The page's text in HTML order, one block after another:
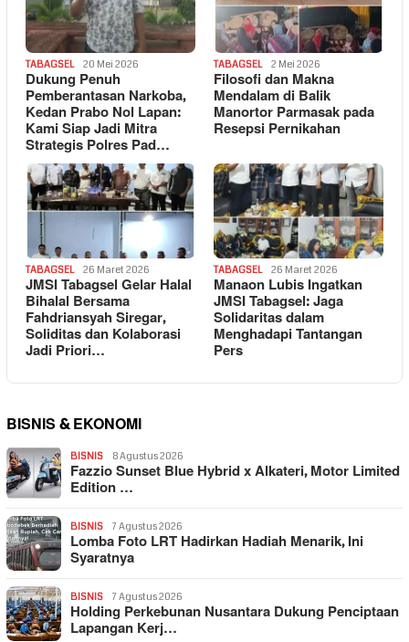
TABAGSEL 20 Mei 2026
Dukung Penuh
Pemberantasan Narkoba,
Kedan Prabo Nol Lapan:
Kami Siap Jadi Mitra
Strategis Polres Pad…
TABAGSEL 2 Mei 2026
Filosofi dan Makna
Mendalam di Balik
Manortor Parmasak pada
Resepsi Pernikahan
TABAGSEL 26 Maret 2026
JMSI Tabagsel Gelar Halal
Bihalal Bersama
Fahdriansyah Siregar,
Soliditas dan Kolaborasi
Jadi Priori…
TABAGSEL 26 Maret 2026
Manaon Lubis Ingatkan
JMSI Tabagsel: Jaga
Solidaritas dalam
Menghadapi Tantangan
Pers
BISNIS & EKONOMI
BISNIS 8 Agustus 2026
Fazzio Sunset Blue Hybrid x Alkateri, Motor Limited
Edition …
BISNIS 7 Agustus 2026
Lomba Foto LRT Hadirkan Hadiah Menarik, Ini
Syaratnya
BISNIS 7 Agustus 2026
Holding Perkebunan Nusantara Dukung Penciptaan
Lapangan Kerj…